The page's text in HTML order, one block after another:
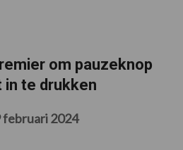
om pauzeknop
te drukken
februari 2024